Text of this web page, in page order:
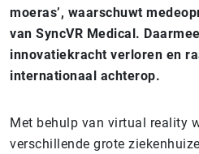
moeras’, waarschuwt
van SyncVR Medical.
innovatiekracht verloren en
internationaal achterop.
Met behulp van virtual reality
verschillende grote